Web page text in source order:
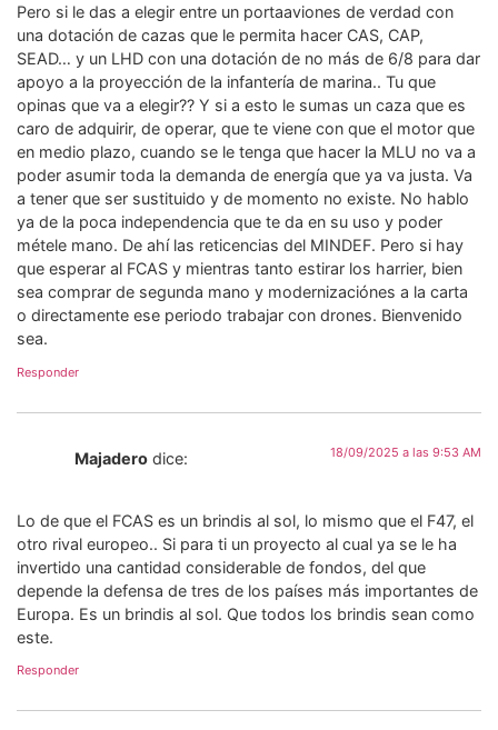
Pero si le das a elegir entre un portaaviones de verdad con
una dotación de cazas que le permita hacer CAS, CAP,
SEAD… y un LHD con una dotación de no más de 6/8 para dar
apoyo a la proyección de la infantería de marina.. Tu que
opinas que va a elegir?? Y si a esto le sumas un caza que es
caro de adquirir, de operar, que te viene con que el motor que
en medio plazo, cuando se le tenga que hacer la MLU no va a
poder asumir toda la demanda de energía que ya va justa. Va
a tener que ser sustituido y de momento no existe. No hablo
ya de la poca independencia que te da en su uso y poder
métele mano. De ahí las reticencias del MINDEF. Pero si hay
que esperar al FCAS y mientras tanto estirar los harrier, bien
sea comprar de segunda mano y modernizaciónes a la carta
o directamente ese periodo trabajar con drones. Bienvenido
sea.
Responder
Majadero dice: 18/09/2025 a las 9:53 AM
Lo de que el FCAS es un brindis al sol, lo mismo que el F47, el
otro rival europeo.. Si para ti un proyecto al cual ya se le ha
invertido una cantidad considerable de fondos, del que
depende la defensa de tres de los países más importantes de
Europa. Es un brindis al sol. Que todos los brindis sean como
este.
Responder